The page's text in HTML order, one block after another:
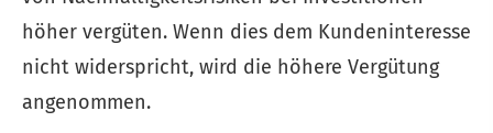
höher vergüten. Wenn dies dem Kundeninteresse
nicht widerspricht, wird die höhere Vergütung
angenommen.